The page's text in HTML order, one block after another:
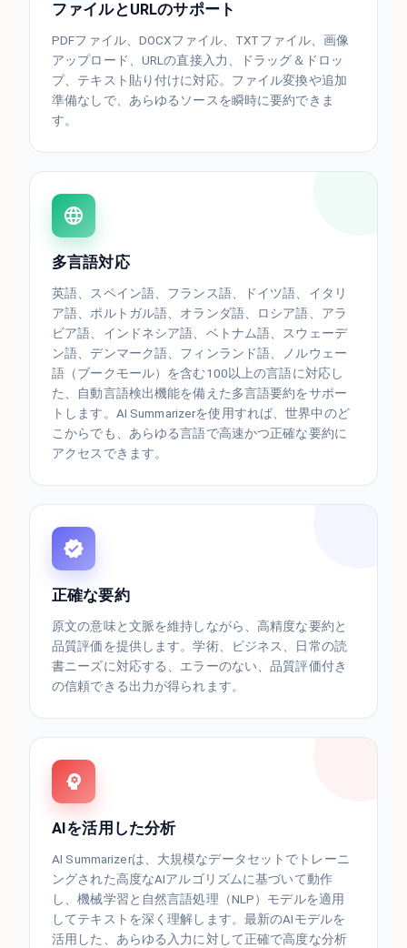
ファイルとURLのサポート
PDFファイル、DOCXファイル、TXTファイル、画像
アップロード、URLの直接入力、ドラッグ＆ドロッ
プ、テキスト貼り付けに対応。ファイル変換や追加
準備なしで、あらゆるソースを瞬時に要約できま
す。
多言語対応
英語、スペイン語、フランス語、ドイツ語、イタリ
ア語、ポルトガル語、オランダ語、ロシア語、アラ
ビア語、インドネシア語、ベトナム語、スウェーデ
ン語、デンマーク語、フィンランド語、ノルウェー
語（ブークモール）を含む100以上の言語に対応し
た、自動言語検出機能を備えた多言語要約をサポー
トします。AI Summarizerを使用すれば、世界中のど
こからでも、あらゆる言語で高速かつ正確な要約に
アクセスできます。
正確な要約
原文の意味と文脈を維持しながら、高精度な要約と
品質評価を提供します。学術、ビジネス、日常の読
書ニーズに対応する、エラーのない、品質評価付き
の信頼できる出力が得られます。
AIを活用した分析
AI Summarizerは、大規模なデータセットでトレーニ
ングされた高度なAIアルゴリズムに基づいて動作
し、機械学習と自然言語処理（NLP）モデルを適用
してテキストを深く理解します。最新のAIモデルを
活用した、あらゆる入力に対して正確で高度な分析